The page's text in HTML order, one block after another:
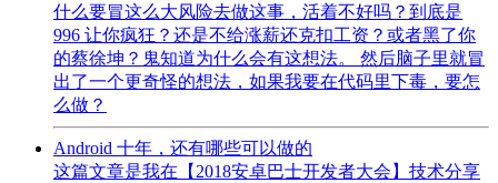
什么要冒这么大风险去做这事，活着不好吗？到底是
996 让你疯狂？还是不给涨薪还克扣工资？或者黑了你
的蔡徐坤？鬼知道为什么会有这想法。 然后脑子里就冒
出了一个更奇怪的想法，如果我要在代码里下毒，要怎
么做？
Android 十年，还有哪些可以做的
这篇文章是我在【2018安卓巴士开发者大会】技术分享